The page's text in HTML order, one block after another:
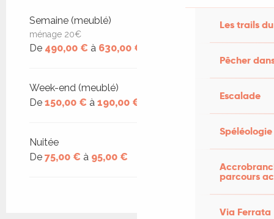
Les trails
Pêcher
Escalade
Spéléologie
parcours
Via Ferrata
Semaine (meublé)
ménage 20€
De 490,00 € à 630,00 €
Week-end (meublé)
De 150,00 € à 190,00 €
Nuitée
De 75,00 € à 95,00 €